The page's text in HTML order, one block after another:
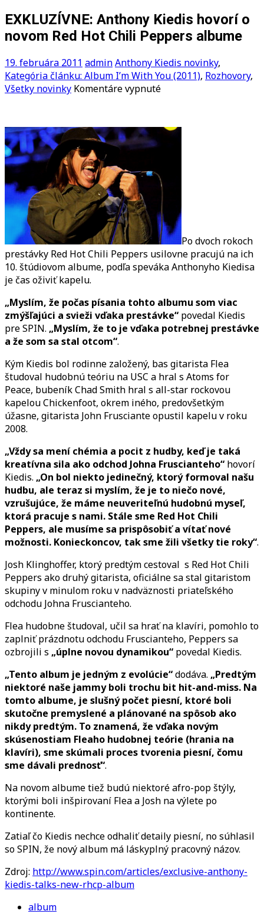
EXKLUZÍVNE: Anthony Kiedis hovorí o
novom Red Hot Chili Peppers albume
19. februára 2011 adminAnthony Kiedis novinky,
Kategória článku: Album I’m With You (2011), Rozhovory,
Všetky novinky Komentáre vypnuténa
Kiedis
Red
Chili
Peppers
albume
Po dvoch rokoch
prestávky Red Hot Chili Peppers usilovne pracujú na ich
10. štúdiovom albume, podľa speváka Anthonyho Kiedisa
je čas oživiť kapelu.
„Myslím, že počas písania tohto albumu som viac
zmýšľajúci a svieži vďaka prestávke“ povedal Kiedis
pre SPIN. „Myslím, že to je vďaka potrebnej prestávke
a že som sa stal otcom“.
Kým Kiedis bol rodinne založený, bas gitarista Flea
študoval hudobnú teóriu na USC a hral s Atoms for
Peace, bubeník Chad Smith hral s all-star rockovou
kapelou Chickenfoot, okrem iného, predovšetkým
úžasne, gitarista John Frusciante opustil kapelu v roku
2008.
„Vždy sa mení chémia a pocit z hudby, keď je taká
kreatívna sila ako odchod Johna Fruscianteho“ hovorí
Kiedis. „On bol niekto jedinečný, ktorý formoval našu
hudbu, ale teraz si myslím, že je to niečo nové,
vzrušujúce, že máme neuveriteľnú hudobnú myseľ,
ktorá pracuje s nami. Stále sme Red Hot Chili
Peppers, ale musíme sa prispôsobiť a vítať nové
možnosti. Konieckoncov, tak sme žili všetky tie roky“.
Josh Klinghoffer, ktorý predtým cestoval s Red Hot Chili
Peppers ako druhý gitarista, oficiálne sa stal gitaristom
skupiny v minulom roku v nadväznosti priateľského
odchodu Johna Fruscianteho.
Flea hudobne študoval, učil sa hrať na klavíri, pomohlo to
zaplniť prázdnotu odchodu Fruscianteho, Peppers sa
ozbrojili s „úplne novou dynamikou“ povedal Kiedis.
„Tento album je jedným z evolúcie“dodáva. „Predtým
niektoré naše jammy boli trochu bit hit-and-miss. Na
tomto albume, je slušný počet piesní, ktoré boli
skutočne premyslené a plánované na spôsob ako
nikdy predtým. To znamená, že vďaka novým
skúsenostiam Fleaho hudobnej teórie (hrania na
klavíri), sme skúmali proces tvorenia piesní, čomu
sme dávali prednosť“.
Na novom albume tiež budú niektoré afro-pop štýly,
ktorými boli inšpirovaní Flea a Josh na výlete po
kontinente.
Zatiaľ čo Kiedis nechce odhaliť detaily piesní, no súhlasil
so SPIN, že nový album má láskyplný pracovný názov.
Zdroj: http://www.spin.com/articles/exclusive-anthony-
kiedis-talks-new-rhcp-album
album